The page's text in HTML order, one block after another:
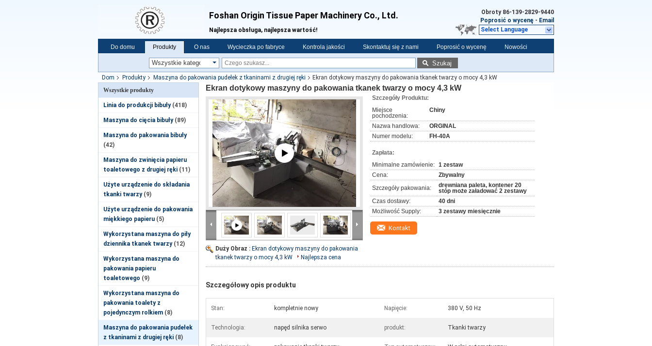
Foshan Origin Tissue Paper Machinery Co., Ltd.
Najlepsza obsługa, najlepsza wartość!
Obroty 86-139-2829-9440
Poprosić o wycenę - Email
Select Language
Do domu Produkty O nas Wycieczka po fabryce Kontrola jakości Skontaktuj się z nami Poprosić o wycenę Nowości
Szukaj
Dom Produkty Maszyna do pakowania pudełek z tkaninami z drugiej ręki
Ekran dotykowy maszyny do pakowania tkanek twarzy o mocy 4,3 kW
Wszystkie produkty
Linia do produkcji bibuły (418)
Maszyna do cięcia bibuły (89)
Maszyna do pakowania bibuły
(42)
Maszyna do zwinięcia papieru
toaletowego z drugiej ręki (11)
Użyte urządzenie do składania
tkanki twarzy (9)
Użyte urządzenie do pakowania
miękkiego papieru (5)
Wykorzystana maszyna do piły
dziennika tkanek twarzy (12)
Wykorzystana maszyna do
pakowania papieru
toaletowego (9)
Wykorzystana maszyna do
pakowania toalety z
pojedynczym rolkiem (8)
Maszyna do pakowania pudełek
z tkaninami z drugiej ręki (8)
Ekran dotykowy maszyny do pakowania tkanek twarzy o mocy 4,3 kW
Duży Obraz : Ekran dotykowy maszyny do pakowania
tkanek twarzy o mocy 4,3 kW
Najlepsza cena
Szczegóły Produktu:
Miejsce
pochodzenia:
Chiny
Nazwa handlowa:
ORGINAL
Numer modelu:
FH-40A
Zapłata:
Minimalne zamówienie: 1 zestaw
Cena:
Zbywalny
Szczegóły pakowania:
drewniana paleta, kontener 20
stóp może załadować 2 zestawy
Czas dostawy:
40 dni
Możliwość Supply:
3 zestawy miesięcznie
Kontakt
Szczegółowy opis produktu
Stan: kompletnie nowy Napięcie: 380 V, 50 Hz
Technologia: napęd silnika serwo produkt: Tkanki twarzy